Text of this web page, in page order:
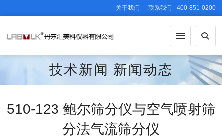
关于我们 联系我们 400-851-0200
技术新闻 新闻动态
510-123 鲍尔筛分仪与空气喷射筛
分法气流筛分仪